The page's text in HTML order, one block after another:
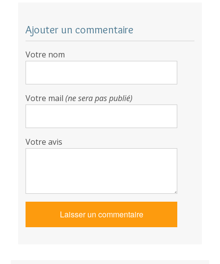
Ajouter un commentaire
Votre nom
Votre mail(ne sera pas publié)
Votre avis